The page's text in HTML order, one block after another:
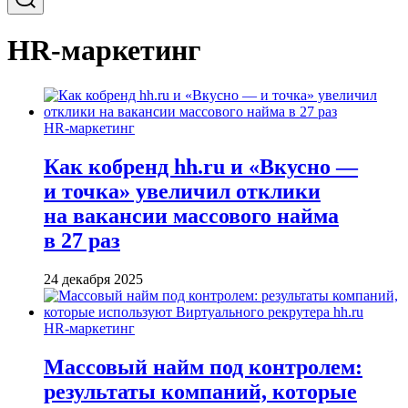
HR-маркетинг
HR-маркетинг
Как кобренд hh.ru и «Вкусно —
и точка» увеличил отклики
на вакансии массового найма
в 27 раз
24 декабря 2025
HR-маркетинг
Массовый найм под контролем:
результаты компаний, которые